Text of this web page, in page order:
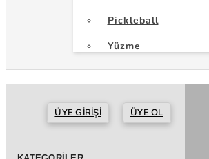
Pickleball
Yüzme
ÜYE GIRIŞI ÜYE OL